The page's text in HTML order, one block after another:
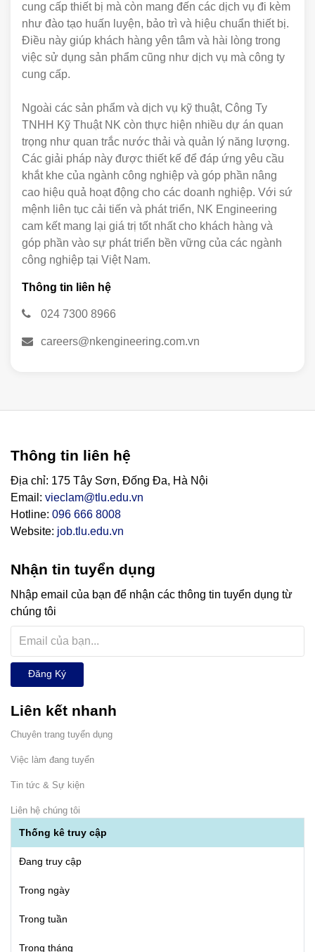
cung cấp thiết bị mà còn mang đến các dịch vụ đi kèm
như đào tạo huấn luyện, bảo trì và hiệu chuẩn thiết bị.
Điều này giúp khách hàng yên tâm và hài lòng trong
việc sử dụng sản phẩm cũng như dịch vụ mà công ty
cung cấp.
Ngoài các sản phẩm và dịch vụ kỹ thuật, Công Ty
TNHH Kỹ Thuật NK còn thực hiện nhiều dự án quan
trọng như quan trắc nước thải và quản lý năng lượng.
Các giải pháp này được thiết kế để đáp ứng yêu cầu
khắt khe của ngành công nghiệp và góp phần nâng
cao hiệu quả hoạt động cho các doanh nghiệp. Với sứ
mệnh liên tục cải tiến và phát triển, NK Engineering
cam kết mang lại giá trị tốt nhất cho khách hàng và
góp phần vào sự phát triển bền vững của các ngành
công nghiệp tại Việt Nam.
Thông tin liên hệ
024 7300 8966
careers@nkengineering.com.vn
Thông tin liên hệ
Địa chỉ: 175 Tây Sơn, Đống Đa, Hà Nội
Email: vieclam@tlu.edu.vn
Hotline: 096 666 8008
Website: job.tlu.edu.vn
Nhận tin tuyển dụng
Nhập email của bạn để nhận các thông tin tuyển dụng từ
chúng tôi
Đăng Ký
Liên kết nhanh
Chuyên trang tuyển dụng
Việc làm đang tuyển
Tin tức & Sự kiện
Liên hệ chúng tôi
Thống kê truy cập
Đang truy cập
Trong ngày
Trong tuần
Trong tháng